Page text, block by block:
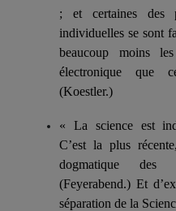
; et certaines des
individuelles se sont
beaucoup moins
électronique que
(Koestler.)
« La science est
C’est la plus
dogmatique des
(Feyerabend.) Et
sépa­ration de la